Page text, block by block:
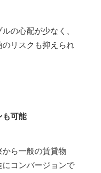
の心配が少なく、
リスクも抑えられ
も可能
ら一般の賃貸物
コンバージョンで